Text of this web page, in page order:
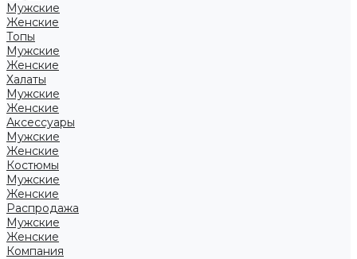
Мужские
Женские
Топы
Мужские
Женские
Халаты
Мужские
Женские
Аксессуары
Мужские
Женские
Костюмы
Мужские
Женские
Распродажа
Мужские
Женские
Компания